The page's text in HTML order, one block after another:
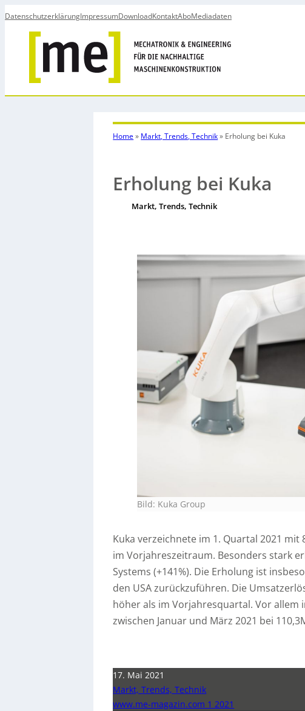
DatenschutzerklärungImpressumDownloadKontaktAboMediadaten
Home» Markt, Trends, Technik» Erholung bei Kuka
Erholung bei Kuka
Markt, Trends, Technik
Bild: Kuka Group
Kuka verzeichnete im 1. Quartal 2021
im Vorjahreszeitraum. Besonders stark
Systems (+141%). Die Erholung ist
den USA zurückzuführen. Die
höher als im Vorjahresquartal. Vor allem
zwischen Januar und März 2021 bei
17. Mai 2021
Markt, Trends, Technik
www.me-magazin.com 1 2021